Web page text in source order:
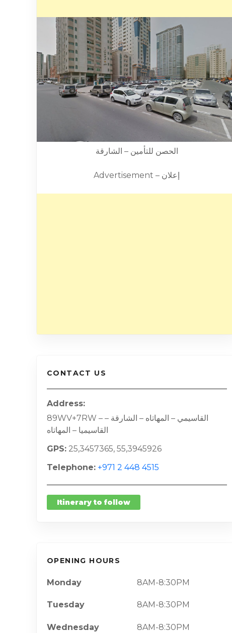
الحصن للتأمين – الشارقة
Advertisement – إعلان
CONTACT US
Address
89WV+7RW – القاسيمي – المهاتاه – الشارقة –
القاسيميا – المهاتاه
GPS 25,3457365, 55,3945926
Telephone +971 2 448 4515
Itinerary to follow
OPENING HOURS
Monday 8AM-8:30PM
Tuesday 8AM-8:30PM
Wednesday 8AM-8:30PM